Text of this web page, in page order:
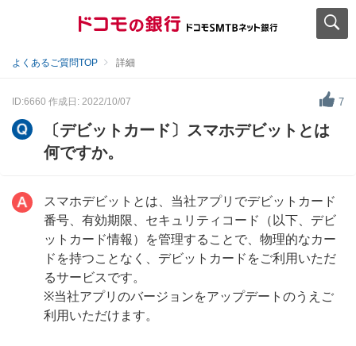
よくあるご質問TOP 詳細
ID:6660 作成日: 2022/10/07 7
〔デビットカード〕スマホデビットとは
何ですか。
スマホデビットとは、当社アプリでデビットカード
番号、有効期限、セキュリティコード（以下、デビ
ットカード情報）を管理することで、物理的なカー
ドを持つことなく、デビットカードをご利用いただ
るサービスです。
※当社アプリのバージョンをアップデートのうえご
利用いただけます。